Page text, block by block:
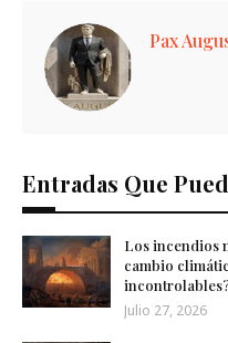
Pax
Entradas Que
Los incendios
cambio
Julio 27, 2026